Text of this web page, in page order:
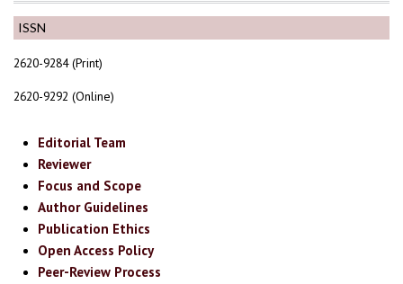
ISSN
2620-9284 (Print)
2620-9292 (Online)
Editorial Team
Reviewer
Focus and Scope
Author Guidelines
Publication Ethics
Open Access Policy
Peer-Review Process